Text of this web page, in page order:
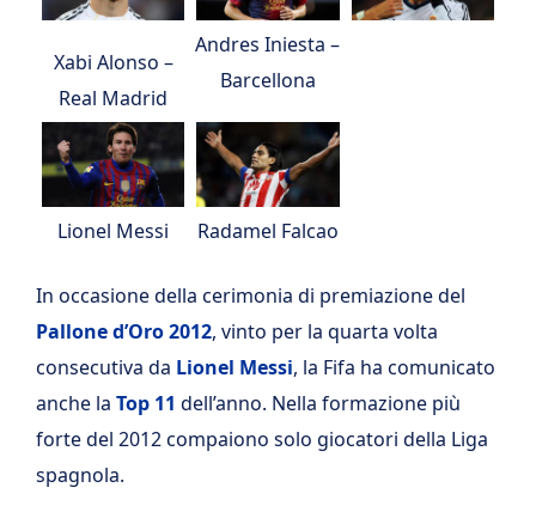
Xabi Alonso –
Real Madrid
Andres Iniesta –
Barcellona
Lionel Messi Radamel Falcao
In occasione della cerimonia di premiazione del
Pallone d’Oro 2012, vinto per la quarta volta
consecutiva da Lionel Messi, la Fifa ha comunicato
anche la Top 11 dell’anno. Nella formazione più
forte del 2012 compaiono solo giocatori della Liga
spagnola.